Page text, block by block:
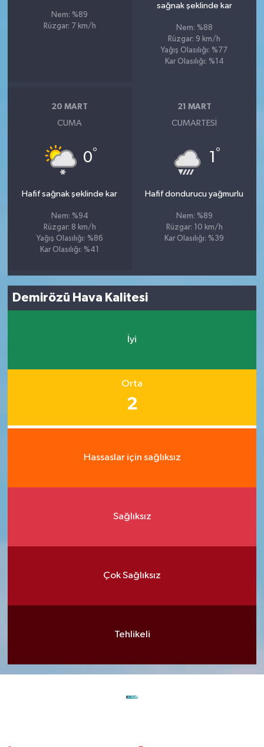
Nem: %89
Rüzgar: 7 km/h
sağnak şeklinde kar
Nem: %88
Rüzgar: 9 km/h
Yağış Olasılığı: %77
Kar Olasılığı: %14
20 MART
CUMA
0°
Hafif sağnak şeklinde kar
Nem: %94
Rüzgar: 8 km/h
Yağış Olasılığı: %86
Kar Olasılığı: %41
21 MART
CUMARTESI
1 °
Hafif dondurucu yağmurlu
Nem: %89
Rüzgar: 10 km/h
Kar Olasılığı: %39
Demirözü Hava Kalitesi
İyi
Orta
2
Hassaslar için sağlıksız
Sağlıksız
Çok Sağlıksız
Tehlikeli